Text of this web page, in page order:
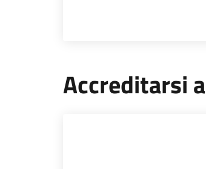
Accreditarsi